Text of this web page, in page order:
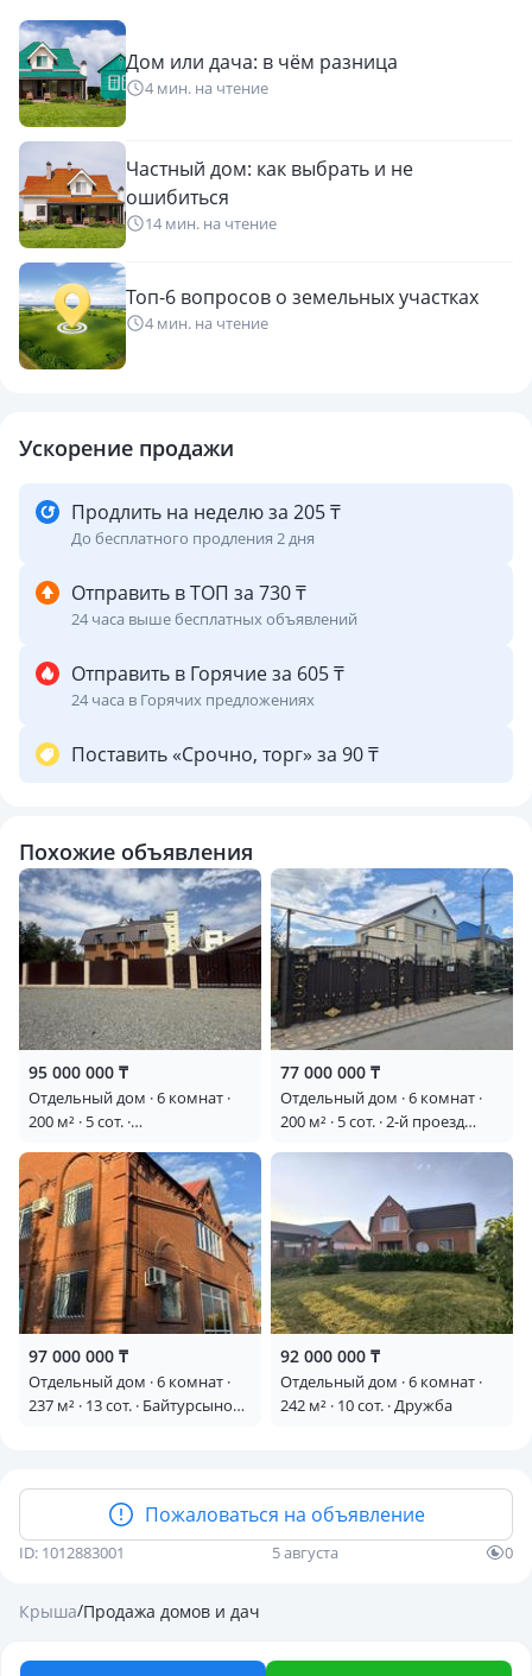
Дом или дача: в чём разница
4 мин. на чтение
Частный дом: как выбрать и не
ошибиться
14 мин. на чтение
Топ-6 вопросов о земельных участках
4 мин. на чтение
Ускорение продажи
Продлить на неделю за 205 ₸
До бесплатного продления 2 дня
Отправить в ТОП за 730 ₸
24 часа выше бесплатных объявлений
Отправить в Горячие за 605 ₸
24 часа в Горячих предложениях
Поставить «Срочно, торг» за 90 ₸
Похожие объявления
95 000 000 ₸
Отдельный дом · 6 комнат ·
200 м² · 5 сот. ·
Баймагамбетова
77 000 000 ₸
Отдельный дом · 6 комнат ·
200 м² · 5 сот. · 2-й проезд
батыра-Курганская
97 000 000 ₸
Отдельный дом · 6 комнат ·
237 м² · 13 сот. · Байтурсынова
92 000 000 ₸
Отдельный дом · 6 комнат ·
242 м² · 10 сот. · Дружба
Пожаловаться на объявление
ID: 1012883001 5 августа 0
Крыша/Продажа домов и дач